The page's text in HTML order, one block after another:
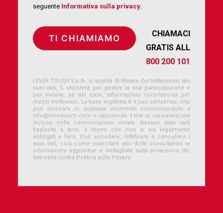
seguente Informativa sulla privacy.
CHIAMACI
GRATIS ALL
800 200 101
LEVER TOUCH S.p.A., in qualità di titolare del trattamento dei
suoi dati, li utilizzerà per gestire la sua partecipazione e
per inviarle, se del caso, informazioni commerciali per
mezzi elettronici. La base legittima è il suo consenso, che
può revocare in qualsiasi momento comunicandolo a
info@levertouch.com o utilizzando il link di cancellazione
incluso nelle comunicazioni inviate. Nessun dato sarà
trasferito a terzi, a meno che non si sia legalmente
obbligati a farlo. Può accedere, rettificare e cancellare i
suoi dati, così come esercitare altri diritti consultando le
informazioni aggiuntive e dettagliate sulla protezione dei
dati nella nostra Politica sulla Privacy.